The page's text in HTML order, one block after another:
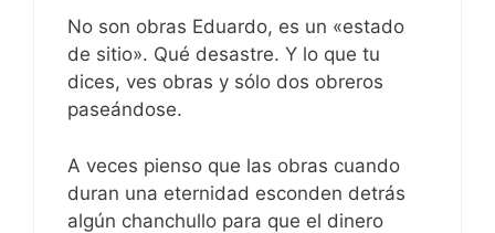
No son obras Eduardo, es un «estado
de sitio». Qué desastre. Y lo que tu
dices, ves obras y sólo dos obreros
paseándose.
A veces pienso que las obras cuando
duran una eternidad esconden detrás
algún chanchullo para que el dinero